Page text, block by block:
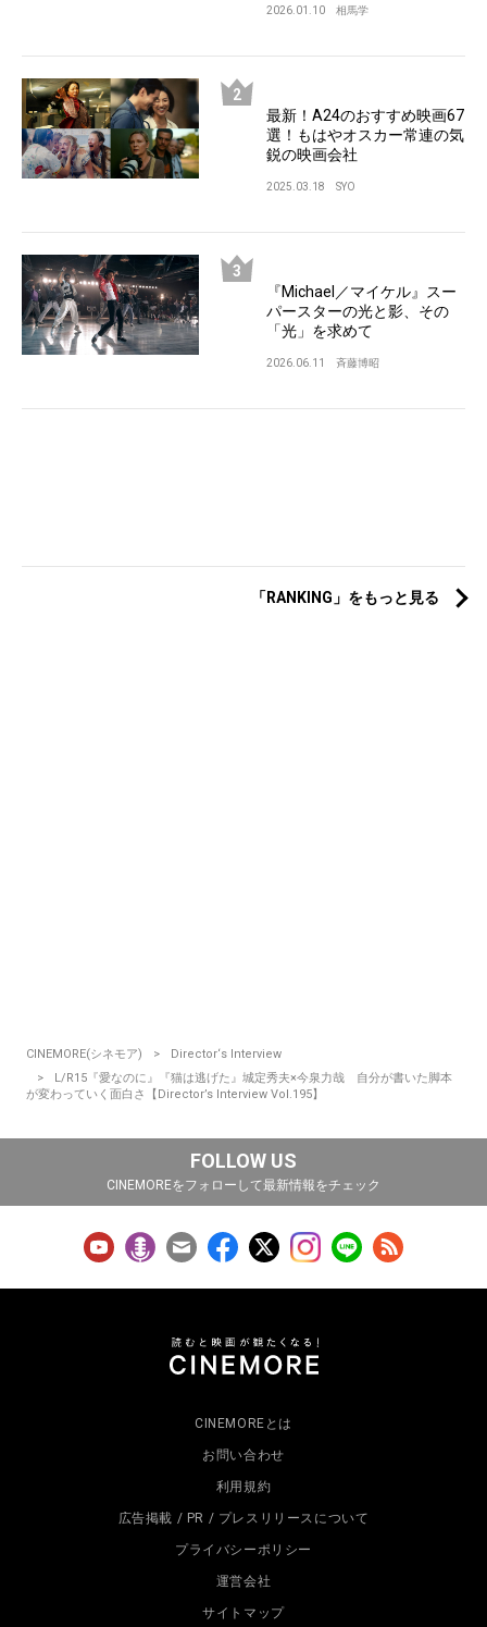
2026.01.10 相馬学
最新！A24のおすすめ映画67
選！もはやオスカー常連の気
鋭の映画会社
2025.03.18 SYO
『Michael／マイケル』スー
パースターの光と影、その
「光」を求めて
2026.06.11 斉藤博昭
「RANKING」をもっと見る
CINEMORE(シネモア)
Director‘s Interview
L/R15『愛なのに』『猫は逃げた』城定秀夫×今泉力哉 自分が書いた脚本
が変わっていく面白さ【Director’s Interview Vol.195】
FOLLOW US
CINEMOREをフォローして最新情報をチェック
CINEMOREとは
お問い合わせ
利用規約
広告掲載 / PR / プレスリリースについて
プライバシーポリシー
運営会社
サイトマップ